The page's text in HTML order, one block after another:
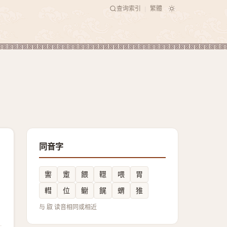
查询索引 繁體
同音字
讆 躗 餵 䡺 喂
胃
轊
位 鳚 䬿 蝟 猚
与 叞 读音相同或相近